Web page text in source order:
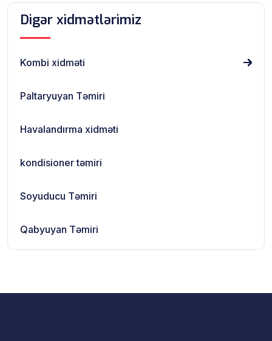
Digər xidmətlərimiz
Kombi xidməti
Paltaryuyan Təmiri
Havalandırma xidməti
kondisioner təmiri
Soyuducu Təmiri
Qabyuyan Təmiri